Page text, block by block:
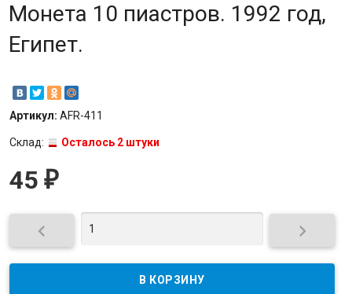
Монета 10 пиастров. 1992 год,
Египет.
Артикул: AFR-411
Склад: Осталось 2 штуки
45 ₽
 